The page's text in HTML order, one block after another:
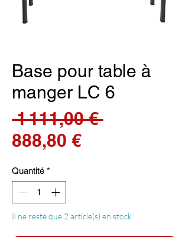
Base pour table à
manger LC 6
1 111,00 € Prix
888,80 €Prix
Quantité *
Il ne reste que 2 article(s) en stock